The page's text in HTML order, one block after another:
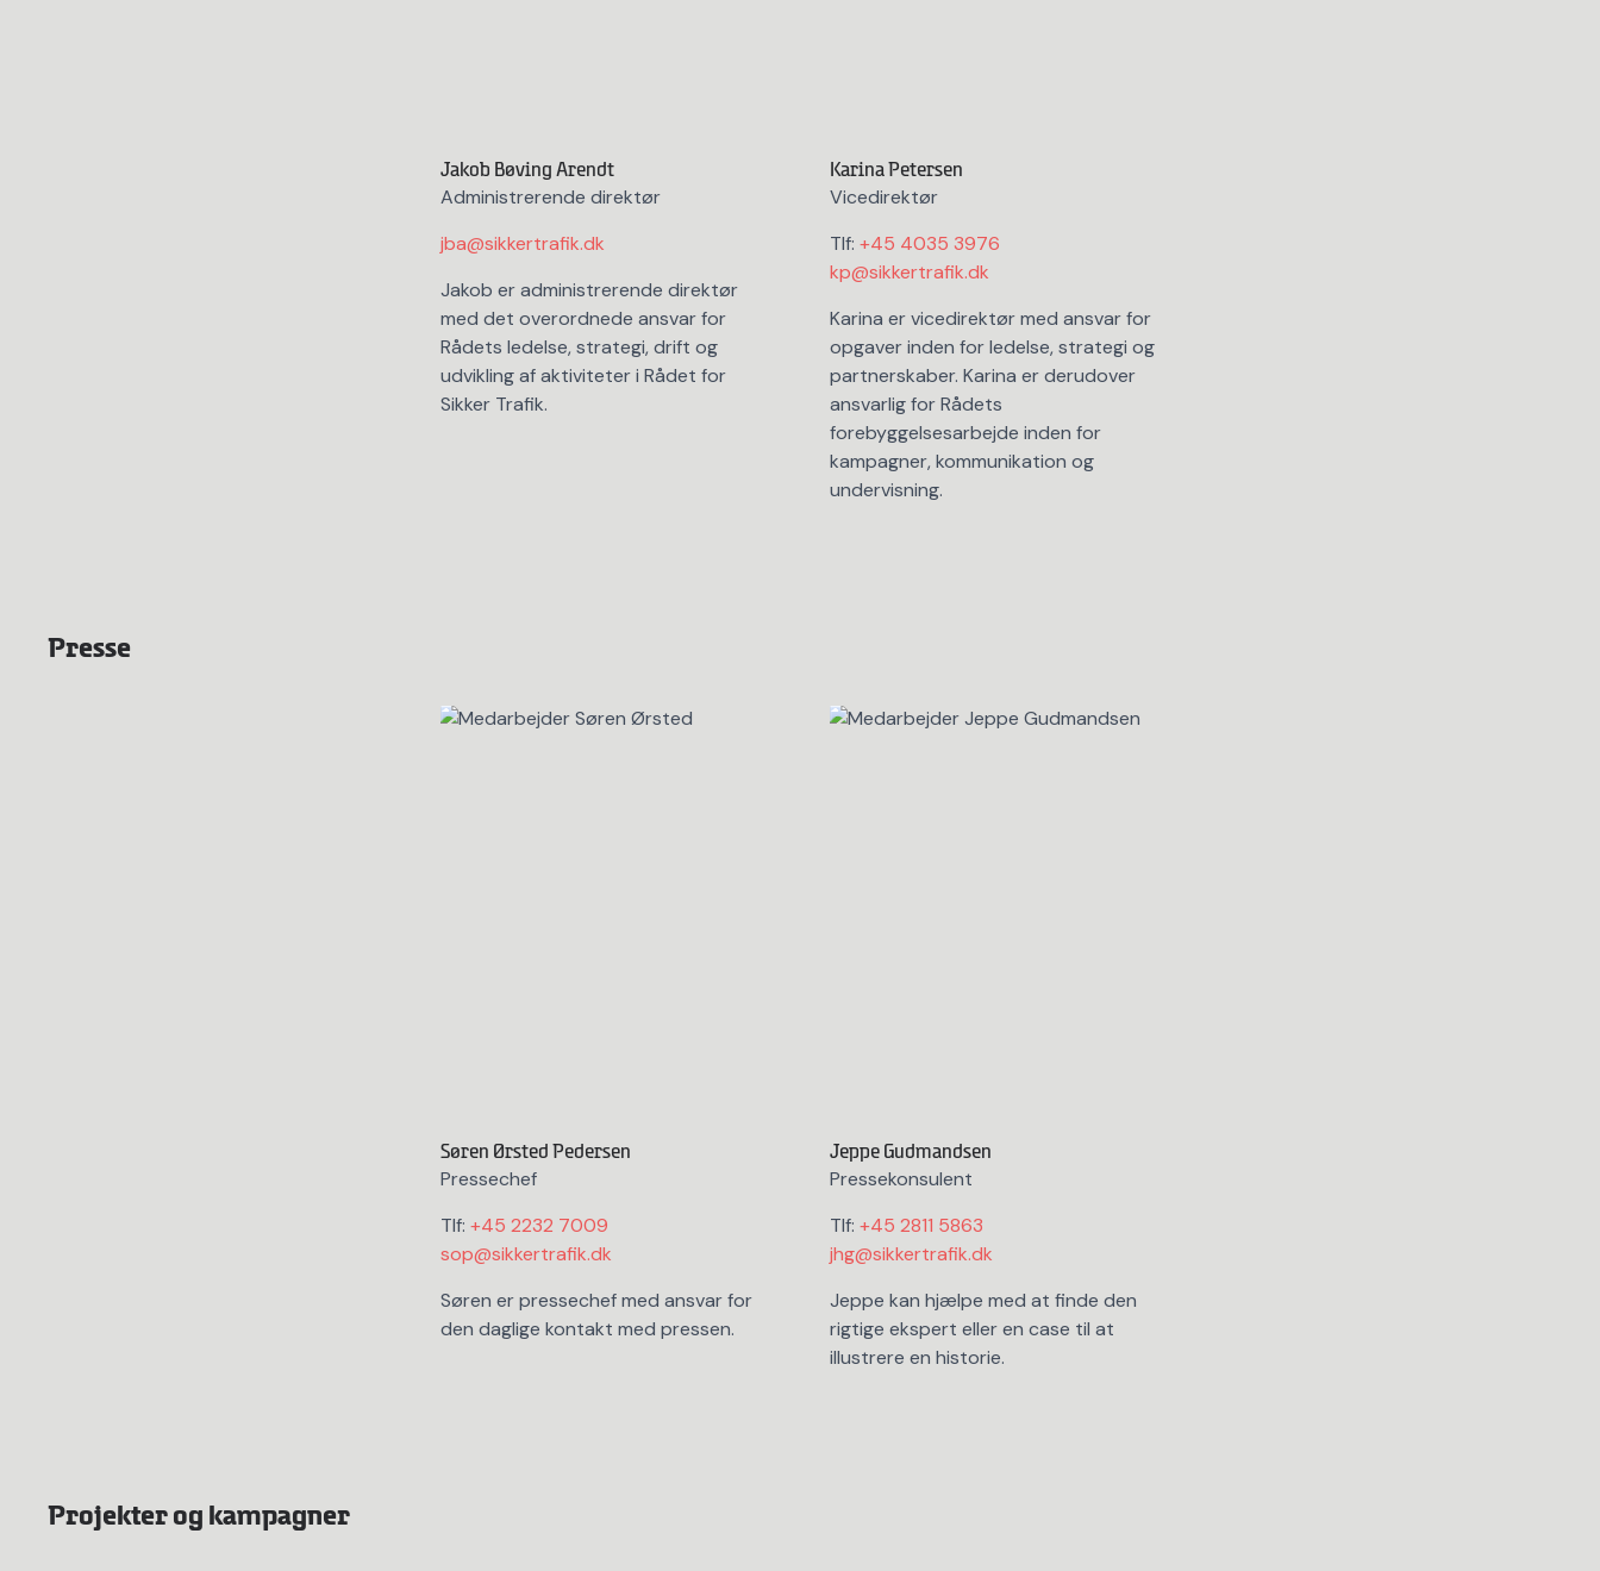
Jakob Bøving Arendt
Administrerende direktør
jba@sikkertrafik.dk
Jakob er administrerende direktør
med det overordnede ansvar for
Rådets ledelse, strategi, drift og
udvikling af aktiviteter i Rådet for
Sikker Trafik.
Karina Petersen
Vicedirektør
Tlf: +45 4035 3976
kp@sikkertrafik.dk
Karina er vicedirektør med ansvar for
opgaver inden for ledelse, strategi og
partnerskaber. Karina er derudover
ansvarlig for Rådets
forebyggelsesarbejde inden for
kampagner, kommunikation og
undervisning.
Presse
Søren Ørsted Pedersen
Pressechef
Tlf: +45 2232 7009
sop@sikkertrafik.dk
Søren er pressechef med ansvar for
den daglige kontakt med pressen.
Jeppe Gudmandsen
Pressekonsulent
Tlf: +45 2811 5863
jhg@sikkertrafik.dk
Jeppe kan hjælpe med at finde den
rigtige ekspert eller en case til at
illustrere en historie.
Projekter og kampagner